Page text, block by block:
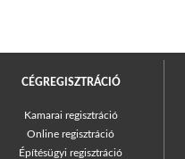
CÉGREGISZTRÁCIÓ
Kamarai regisztráció
Online regisztráció
Építésügyi regisztráció